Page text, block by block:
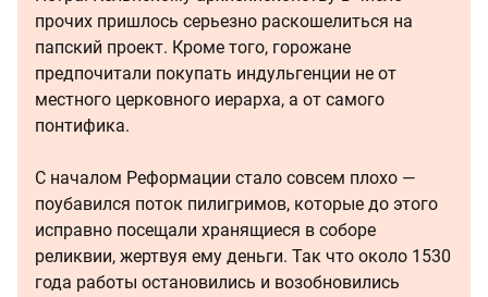
прочих пришлось серьезно раскошелиться на
папский проект. Кроме того, горожане
предпочитали покупать индульгенции не от
местного церковного иерарха, а от самого
понтифика.
С началом Реформации стало совсем плохо —
поубавился поток пилигримов, которые до этого
исправно посещали хранящиеся в соборе
реликвии, жертвуя ему деньги. Так что около 1530
года работы остановились и возобновились